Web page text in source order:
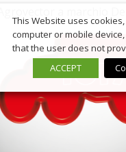
a marchio
This Website uses
computer or mobile
that the user does not
ACCEPT